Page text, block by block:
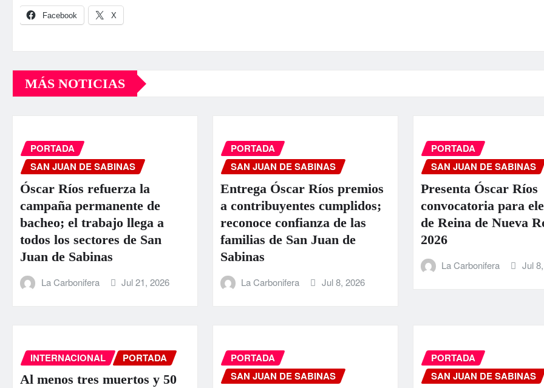
Facebook X
MÁS NOTICIAS
PORTADA
SAN JUAN DE SABINAS
Óscar Ríos refuerza la
campaña permanente de
bacheo; el trabajo llega a
todos los sectores de San
Juan de Sabinas
La Carbonifera Jul 21, 2026
PORTADA
SAN JUAN DE SABINAS
Entrega Óscar Ríos premios
a contribuyentes cumplidos;
reconoce confianza de las
familias de San Juan de
Sabinas
La Carbonifera Jul 8, 2026
PORTADA
SAN JUAN DE SABINAS
Presenta Óscar Ríos
convocatoria para
de Reina de Nueva
2026
La Carbonifera Jul
INTERNACIONAL PORTADA
Al menos tres muertos y 50
PORTADA
SAN JUAN DE SABINAS
PORTADA
SAN JUAN DE SABINAS